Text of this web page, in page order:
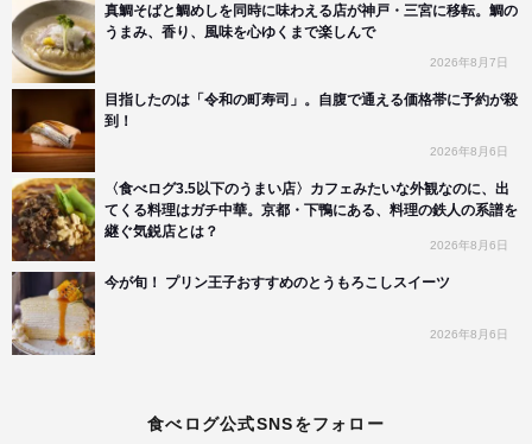
真鯛そばと鯛めしを同時に味わえる店が神戸・三宮に移転。鯛の
うまみ、香り、風味を心ゆくまで楽しんで
2026年8月7日
目指したのは「令和の町寿司」。自腹で通える価格帯に予約が殺
到！
2026年8月6日
〈食べログ3.5以下のうまい店〉カフェみたいな外観なのに、出
てくる料理はガチ中華。京都・下鴨にある、料理の鉄人の系譜を
継ぐ気鋭店とは？
2026年8月6日
今が旬！ プリン王子おすすめのとうもろこしスイーツ
2026年8月6日
食べログ公式SNSをフォロー